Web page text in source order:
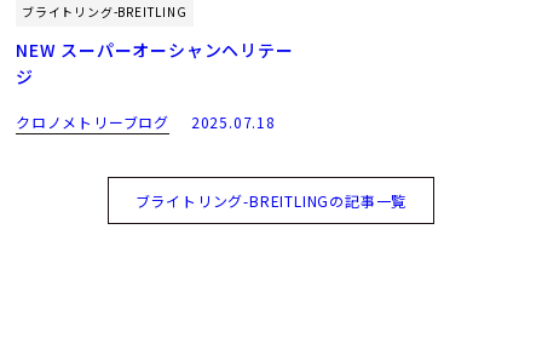
ブライトリング-BREITLING
NEW スーパーオーシャンヘリテー
ジ
クロノメトリーブログ 2025.07.18
ブライトリング-BREITLINGの記事一覧